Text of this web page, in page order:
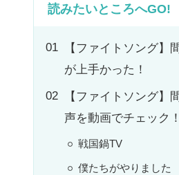
読みたいところへGO!
【ファイトソング】
が上手かった！
【ファイトソング】
声を動画でチェック！
戦国鍋TV
僕たちがやりました